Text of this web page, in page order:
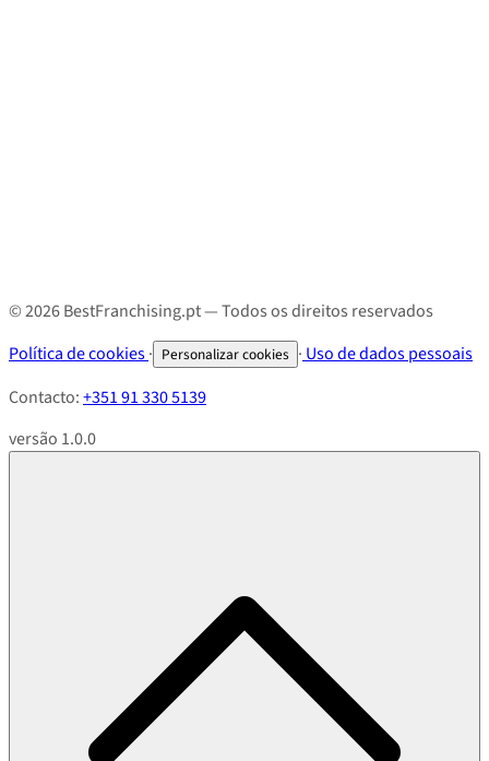
© 2026 BestFranchising.pt — Todos os direitos reservados
Política de cookies· Personalizar cookies · Uso de dados pessoais
Contacto:+351 91 330 5139
versão 1.0.0